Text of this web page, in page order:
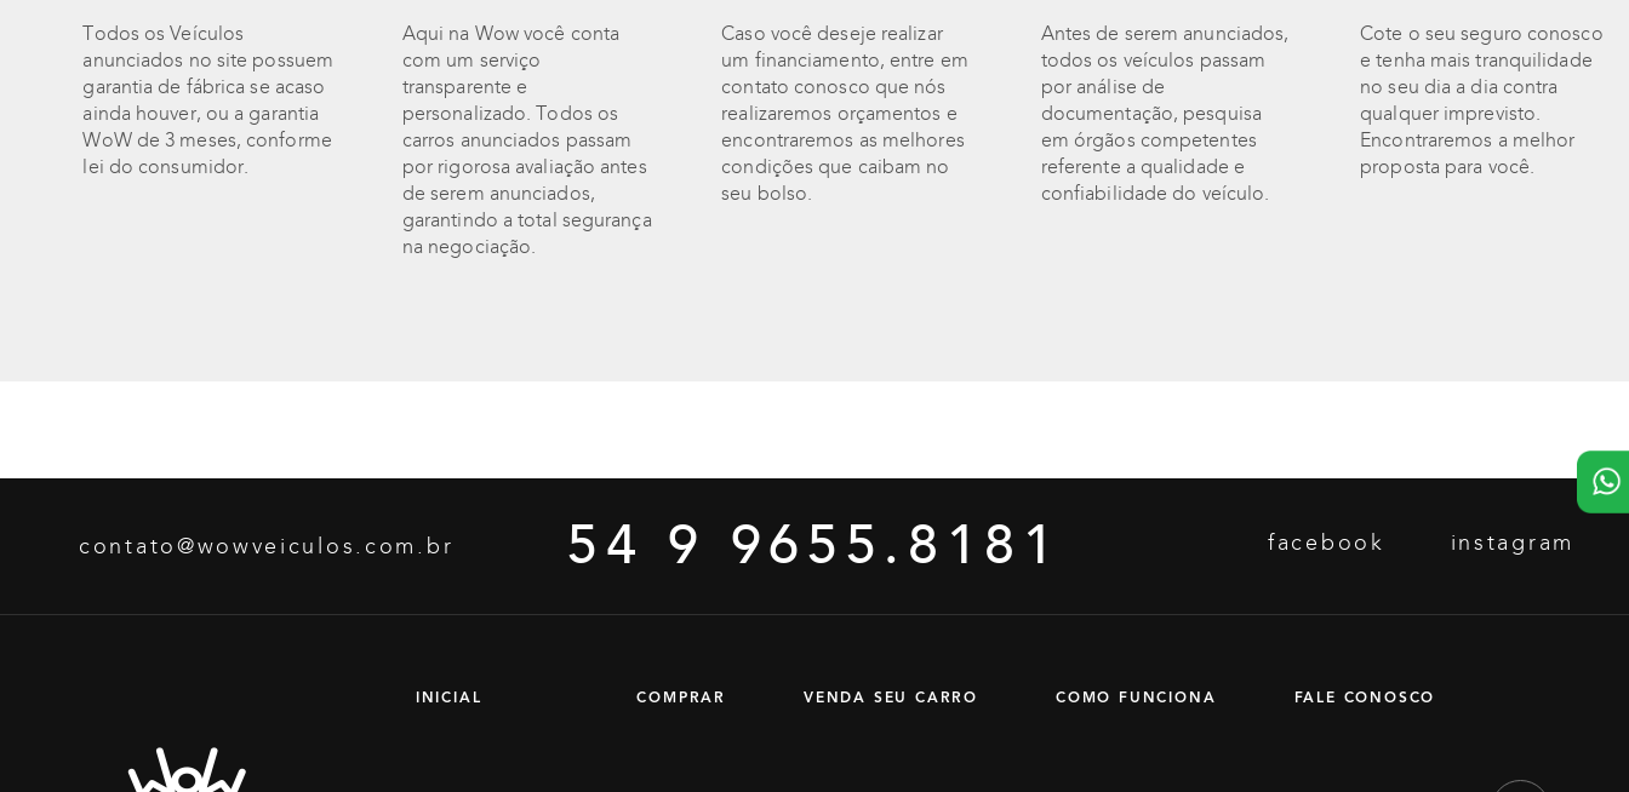
Todos os Veículos
anunciados no site possuem
garantia de fábrica se acaso
ainda houver, ou a garantia
WoW de 3 meses, conforme
lei do consumidor.
Aqui na Wow você conta
com um serviço
transparente e
personalizado. Todos os
carros anunciados passam
por rigorosa avaliação antes
de serem anunciados,
garantindo a total segurança
na negociação.
Caso você deseje realizar
um financiamento, entre em
contato conosco que nós
realizaremos orçamentos e
encontraremos as melhores
condições que caibam no
seu bolso.
Antes de serem anunciados,
todos os veículos passam
por análise de
documentação, pesquisa
em órgãos competentes
referente a qualidade e
confiabilidade do veículo.
Cote o seu seguro conosco
e tenha mais tranquilidade
no seu dia a dia contra
qualquer imprevisto.
Encontraremos a melhor
proposta para você.
contato@wowveiculos.com.br 54 9 9655.8181 facebook instagram
INICIAL COMPRAR VENDA SEU CARRO COMO FUNCIONA FALE CONOSCO